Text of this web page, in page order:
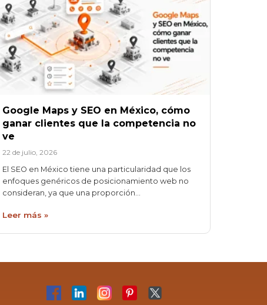
Google Maps y SEO en México, cómo
ganar clientes que la competencia no
ve
22 de julio, 2026
El SEO en México tiene una particularidad que los
enfoques genéricos de posicionamiento web no
consideran, ya que una proporción…
Leer más »